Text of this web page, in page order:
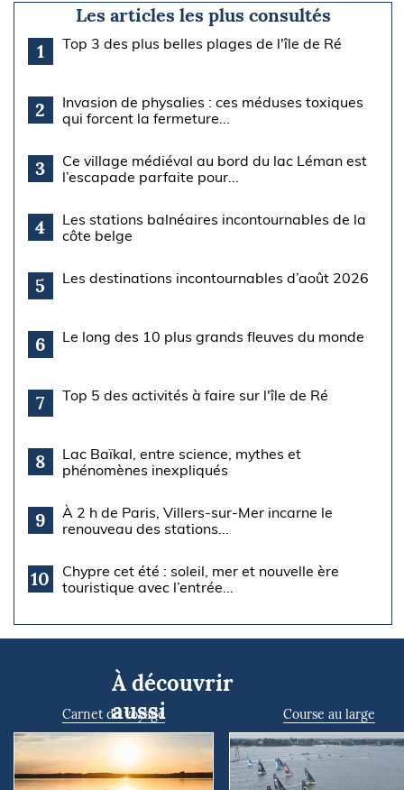
Les articles les plus consultés
1
Top 3 des plus belles plages de l'île de Ré
2
Invasion de physalies : ces méduses toxiques
qui forcent la fermeture...
3
Ce village médiéval au bord du lac Léman est
l’escapade parfaite pour...
4
Les stations balnéaires incontournables de la
côte belge
5 Les destinations incontournables d’août 2026
6 Le long des 10 plus grands fleuves du monde
7 Top 5 des activités à faire sur l'île de Ré
8
Lac Baïkal, entre science, mythes et
phénomènes inexpliqués
9
À 2 h de Paris, Villers-sur-Mer incarne le
renouveau des stations...
10
Chypre cet été : soleil, mer et nouvelle ère
touristique avec l’entrée...
À découvrir
aussi
Carnet de voyage Course au large